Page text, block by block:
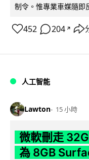
制令。惟專業車媒隨即
452 204 ↗
人工智能
Lawton 15 小時
微軟刪走
為 8GB